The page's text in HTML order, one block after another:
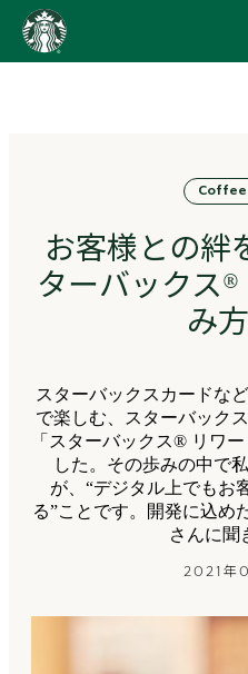
content
Go
homepage
お客様との絆
ターバックス
み
スターバックスカードな
で楽しむ、スターバック
「スターバックス® リワ
した。その歩みの中で
が、“デジタル上でもお
る”ことです。開発に込め
さんに聞
2021年